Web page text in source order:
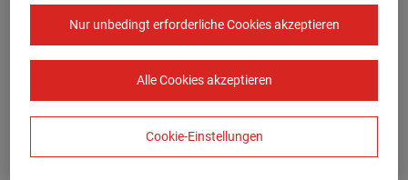
Nur unbedingt erforderliche Cookies akzeptieren
Alle Cookies akzeptieren
Cookie-Einstellungen